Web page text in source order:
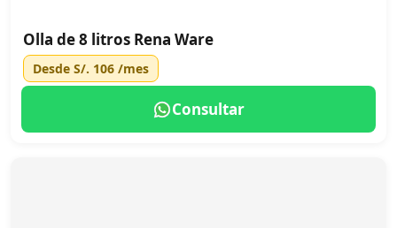
Olla de 8 litros Rena Ware
Desde S/. 106 /mes
Consultar